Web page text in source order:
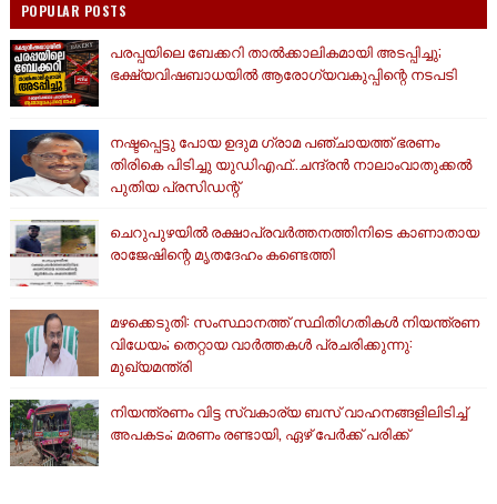
POPULAR POSTS
പരപ്പയിലെ ബേക്കറി താൽക്കാലികമായി അടപ്പിച്ചു;
ഭക്ഷ്യവിഷബാധയിൽ ആരോഗ്യവകുപ്പിന്റെ നടപടി
നഷ്ടപ്പെട്ടു പോയ ഉദുമ ഗ്രാമ പഞ്ചായത്ത് ഭരണം
തിരികെ പിടിച്ചു യുഡിഎഫ്..ചന്ദ്രൻ നാലാംവാതുക്കൽ
പുതിയ പ്രസിഡന്റ്
ചെറുപുഴയിൽ രക്ഷാപ്രവർത്തനത്തിനിടെ കാണാതായ
രാജേഷിന്റെ മൃതദേഹം കണ്ടെത്തി
മഴക്കെടുതി: സംസ്ഥാനത്ത് സ്ഥിതിഗതികള്‍ നിയന്ത്രണ
വിധേയം; തെറ്റായ വാര്‍ത്തകള്‍ പ്രചരിക്കുന്നു:
മുഖ്യമന്ത്രി
നിയന്ത്രണം വിട്ട സ്വകാര്യ ബസ് വാഹനങ്ങളിലിടിച്ച്
അപകടം; മരണം രണ്ടായി, ഏഴ് പേർക്ക് പരിക്ക്